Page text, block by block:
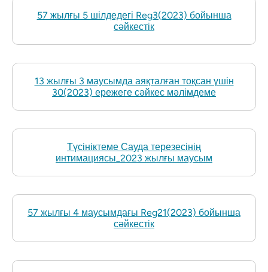
57 жылғы 5 шілдедегі Reg3(2023) бойынша
сәйкестік
13 жылғы 3 маусымда аяқталған тоқсан үшін
30(2023) ережеге сәйкес мәлімдеме
Түсініктеме Сауда терезесінің
интимациясы_2023 жылғы маусым
57 жылғы 4 маусымдағы Reg21(2023) бойынша
сәйкестік